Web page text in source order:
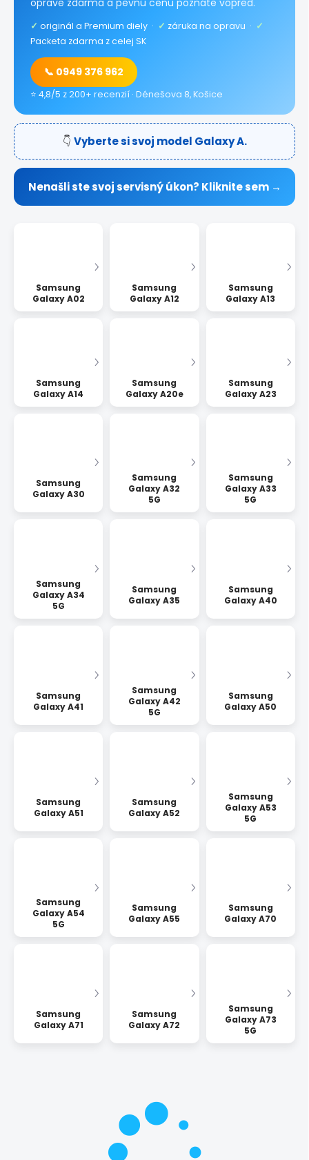
oprave zdarma a pevnú cenu poznáte vopred.
✓ originál a Premium diely · ✓ záruka na opravu · ✓
Packeta zdarma z celej SK
📞 0949 376 962
⭐ 4,8/5 z 200+ recenzií · Dénešova 8, Košice
👇 Vyberte si svoj model Galaxy A.
Nenašli ste svoj servisný úkon? Kliknite sem →
Samsung
Galaxy A02
Samsung
Galaxy A12
Samsung
Galaxy A13
Samsung
Galaxy A14
Samsung
Galaxy A20e
Samsung
Galaxy A23
Samsung
Galaxy A30
Samsung
Galaxy A32
5G
Samsung
Galaxy A33
5G
Samsung
Galaxy A34
5G
Samsung
Galaxy A35
Samsung
Galaxy A40
Samsung
Galaxy A41
Samsung
Galaxy A42
5G
Samsung
Galaxy A50
Samsung
Galaxy A51
Samsung
Galaxy A52
Samsung
Galaxy A53
5G
Samsung
Galaxy A54
5G
Samsung
Galaxy A55
Samsung
Galaxy A70
Samsung
Galaxy A71
Samsung
Galaxy A72
Samsung
Galaxy A73
5G